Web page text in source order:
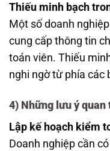
Thiếu minh bạch
Một số doanh
cung cấp thông tin
toán viên. Thiếu
nghi ngờ từ phía các
4) Những lưu ý quan
Lập kế hoạch kiểm
Doanh nghiệp cần